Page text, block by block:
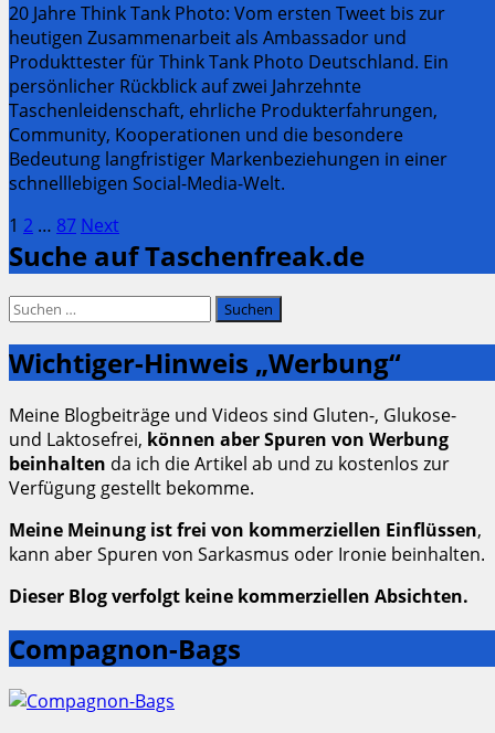
20 Jahre Think Tank Photo: Vom ersten Tweet bis zur
heutigen Zusammenarbeit als Ambassador und
Produkttester für Think Tank Photo Deutschland. Ein
persönlicher Rückblick auf zwei Jahrzehnte
Taschenleidenschaft, ehrliche Produkterfahrungen,
Community, Kooperationen und die besondere
Bedeutung langfristiger Markenbeziehungen in einer
schnelllebigen Social-Media-Welt.
Seitennummerierung
der
Beiträge
Page
1 Page
2 … Page
87 Next
Suche auf Taschenfreak.de
Suchen
Wichtiger-Hinweis „Werbung“
Meine Blogbeiträge und Videos sind Gluten-, Glukose-
und Laktosefrei, können aber Spuren von Werbung
beinhalten da ich die Artikel ab und zu kostenlos zur
Verfügung gestellt bekomme.
Meine Meinung ist frei von kommerziellen Einflüssen,
kann aber Spuren von Sarkasmus oder Ironie beinhalten.
Dieser Blog verfolgt keine kommerziellen Absichten.
Compagnon-Bags